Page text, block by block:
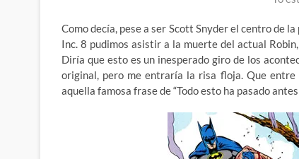
Como decía, pese a ser Scott Snyder el centro de
Inc. 8 pudimos asistir a la muerte del actual
Diría que esto es un inesperado giro de los
original, pero me entraría la risa floja. Que
aquella famosa frase de “Todo esto ha pasado